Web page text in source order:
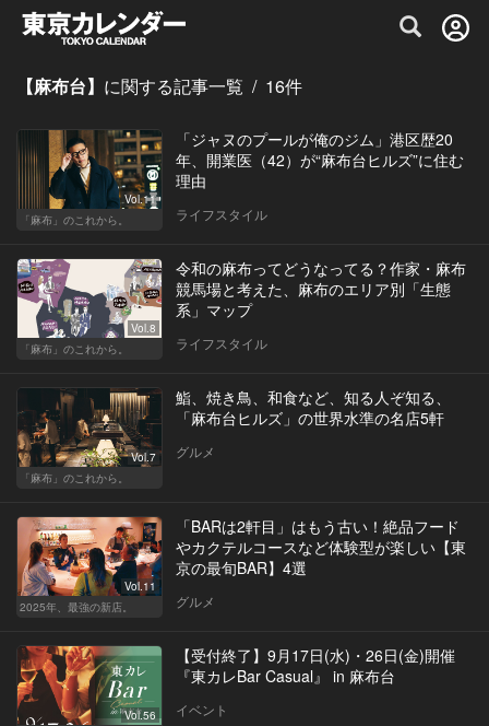
グルメ情報・プレミアムレストラン予約
【麻布台】 に関する記事一覧 / 16件
Vol.11
「麻布」のこれから。
「ジャヌのプールが俺のジム」港区歴20
年、開業医（42）が“麻布台ヒルズ”に住む
理由
ライフスタイル
Vol.8
「麻布」のこれから。
令和の麻布ってどうなってる？作家・麻布
競馬場と考えた、麻布のエリア別「生態
系」マップ
ライフスタイル
Vol.7
「麻布」のこれから。
鮨、焼き鳥、和食など、知る人ぞ知る、
「麻布台ヒルズ」の世界水準の名店5軒
グルメ
Vol.11
2025年、最強の新店。
「BARは2軒目」はもう古い！絶品フード
やカクテルコースなど体験型が楽しい【東
京の最旬BAR】4選
グルメ
Vol.56
【受付終了】9月17日(水)・26日(金)開催
『東カレBar Casual』 in 麻布台
イベント